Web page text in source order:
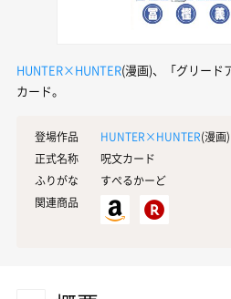
HUNTER×HUNTER(漫画)、「グリード
カード。
登場作品 HUNTER×HUNTER(漫画)
正式名称
呪文カード
ふりがな
すぺるかーど
関連商品